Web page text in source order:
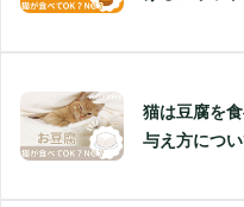
猫は豆腐を
与え方につい